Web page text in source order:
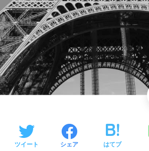
ツイート シェア はてブ